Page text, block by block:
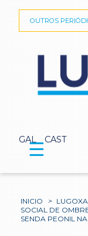
GAL CAST
OUTROS
☰
INICIO > LUGOXA
SOCIAL DE
SENDA PEONIL